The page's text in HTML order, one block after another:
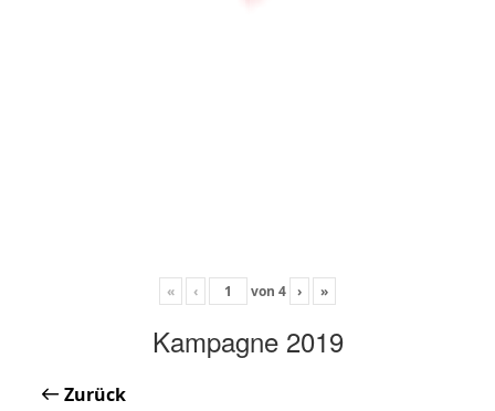
« ‹ von 4 › »
Kampagne 2019
Zurück